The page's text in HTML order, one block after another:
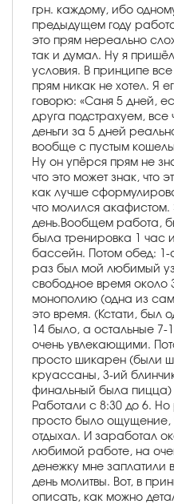
грн. каждому, ибо
предыдущем году
это прям нереально
так и думал. Ну я
условия. В принципе
прям никак не хотел. Я
говорю: «Саня 5 дней,
друга подстрахуем, все
деньги за 5 дней
вообще с пустым
Ну он упёрся прям не
что это может знак, что
как лучше
что молился
день.Вообщем работа,
была тренировка 1 час
бассейн. Потом обед:
раз был мой любимый
свободное время около
монополию (одна из
это время. (Кстати, был
14 было, а остальные
очень увлекающими.
просто шикарен (были
круассаны, 3-ий
финальный была пицца)
Работали с 8:30 до 6.
просто было ощущение,
отдыхал. И заработал
любимой работе, на
денежку мне заплатили
день молитвы. Вот, в
описать, как можно